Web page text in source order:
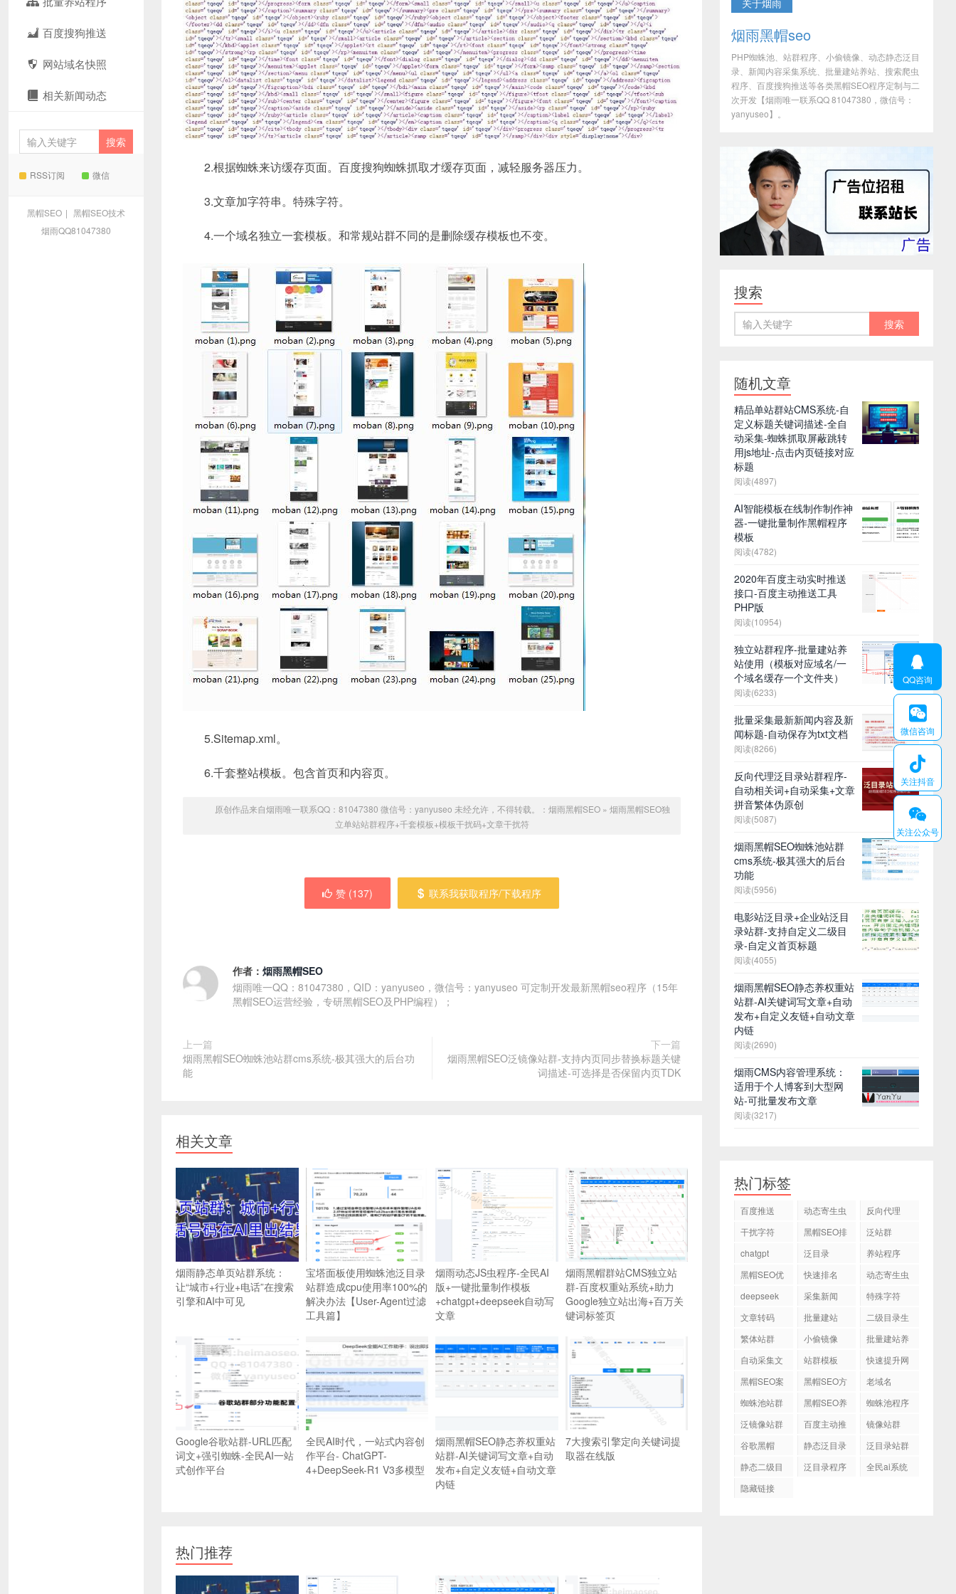
百度搜狗推送
网站域名快照
相关新闻动态
RSS订阅 微信
黑帽SEO | 黑帽SEO技术
烟雨QQ81047380
2.根据蜘蛛来访缓存页面。百度搜狗蜘蛛抓取才缓存页面，减轻服务器压力。
3.文章加字符串。特殊字符。
4.一个域名独立一套模板。和常规站群不同的是删除缓存模板也不变。
5.Sitemap.xml。
6.千套整站模板。包含首页和内容页。
原创作品来自烟雨唯一联系QQ：81047380 微信号：yanyuseo 未经允许，不得转载。： 烟雨黑帽SEO » 烟雨黑帽SEO独
立单站站群程序+千套模板+模板干扰码+文章干扰符
赞 (137) 联系我获取程序/下载程序
作者： 烟雨黑帽SEO
烟雨唯一QQ：81047380，QID：yanyuseo，微信号：yanyuseo 可定制开发最新黑帽seo程序（15年
黑帽SEO运营经验，专研黑帽SEO及PHP编程）；
上一篇
烟雨黑帽SEO蜘蛛池站群cms系统-极其强大的后台功
能
下一篇
烟雨黑帽SEO泛镜像站群-支持内页同步替换标题关键
词描述-可选择是否保留内页TDK
相关文章
烟雨静态单页站群系统：
让“城市+行业+电话”在搜索
引擎和AI中可见
宝塔面板使用蜘蛛池泛目录
站群造成cpu使用率100%的
解决办法【User-Agent过滤
工具篇】
烟雨动态JS虫程序-全民AI
版+一键批量制作模板
+chatgpt+deepseek自动写
文章
烟雨黑帽群站CMS独立站
群-百度权重站系统+助力
Google独立站出海+百万关
键词标签页
Google谷歌站群-URL匹配
词文+强引蜘蛛-全民AI一站
式创作平台
全民AI时代，一站式内容创
作平台- ChatGPT-
4+DeepSeek-R1 V3多模型
烟雨黑帽SEO静态养权重站
站群-AI关键词写文章+自动
发布+自定义友链+自动文章
内链
7大搜索引擎定向关键词提
取器在线版
热门推荐
关于烟雨
烟雨黑帽seo
PHP蜘蛛池、站群程序、小偷镜像、动态静态泛目
录、新闻内容采集系统、批量建站养站、搜索爬虫
程序、百度搜狗推送等各类黑帽SEO程序定制与二
次开发【烟雨唯一联系QQ 81047380，微信号：
yanyuseo】。
搜索
随机文章
精品单站群站CMS系统-自
定义标题关键词描述-全自
动采集-蜘蛛抓取屏蔽跳转
用js地址-点击内页链接对应
标题
阅读(4897)
AI智能模板在线制作制作神
器-一键批量制作黑帽程序
模板
阅读(4782)
2020年百度主动实时推送
接口-百度主动推送工具
PHP版
阅读(10954)
独立站群程序-批量建站养
站使用（模板对应域名/一
个域名缓存一个文件夹）
阅读(6233)
批量采集最新新闻内容及新
闻标题-自动保存为txt文档
阅读(8266)
反向代理泛目录站群程序-
自动相关词+自动采集+文章
拼音繁体伪原创
阅读(5087)
烟雨黑帽SEO蜘蛛池站群
cms系统-极其强大的后台
功能
阅读(5956)
电影站泛目录+企业站泛目
录站群-支持自定义二级目
录-自定义首页标题
阅读(4055)
烟雨黑帽SEO静态养权重站
站群-AI关键词写文章+自动
发布+自定义友链+自动文章
内链
阅读(2690)
烟雨CMS内容管理系统：
适用于个人博客到大型网
站-可批量发布文章
阅读(3217)
热门标签
百度推送 动态寄生虫
反向代理
干扰字符
黑帽SEO排
泛站群
chatgpt
泛目录
养站程序
黑帽SEO优
快速排名
动态寄生虫
deepseek 采集新闻
特殊字符
文章转码
批量建站
二级目录生
繁体站群 小偷镜像
批量建站养
自动采集文
站群模板
快速提升网
黑帽SEO案
黑帽SEO方
老域名
蜘蛛池站群
黑帽SEO养
蜘蛛池程序
泛镜像站群
百度主动推
镜像站群
谷歌黑帽
静态泛目录
泛目录站群
静态二级目
泛目录程序
全民ai系统
隐藏链接

QQ咨询

微信咨询

关注抖音
𐆄
关注公众号